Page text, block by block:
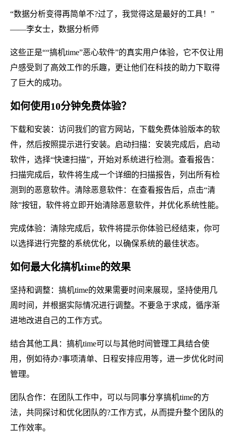
“数据分析变得再简单不?过了，我觉得这是最好的工具！”
——李女士，数据分析师
这些正是““搞机time”恶心软件”的真实用户体验，它不仅让用
户感受到了高效工作的乐趣，更让他们在科技的助力下取得
了巨大的成功。
如何使用10分钟免费体验？
下载和安装：访问我们的官方网站，下载免费体验版本的软
件，然后按照提示进行安装。启动扫描：安装完成后，启动
软件，选择“快速扫描”，开始对系统进行检测。查看报告：
扫描完成后，软件将生成一个详细的扫描报告，列出所有检
测到的恶意软件。清除恶意软件：在查看报告后，点击“清
除”按钮，软件将立即开始清除恶意软件，并优化系统性能。
完成体验：清除完成后，软件将提示你体验已经结束，你可
以选择进行完整的系统优化，以确保系统的最佳状态。
如何最大化搞机time的效果
坚持和调整：搞机time的效果需要时间来展现，坚持使用几
周时间，并根据实际情况进行调整。不要急于求成，循序渐
进地改进自己的工作方式。
结合其他工具：搞机time可以与其他时间管理工具结合使
用，例如待办?事项清单、日程安排应用等，进一步优化时间
管理。
团队合作：在团队工作中，可以与同事分享搞机time的方
法，共同探讨和优化团队的?工作方式，从而提升整个团队的
工作效率。